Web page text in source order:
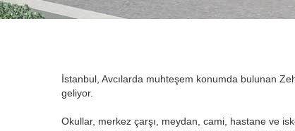
İstanbul, Avcılarda muhteşem konumda bulunan
geliyor.
Okullar, merkez çarşı, meydan, cami, hastane ve